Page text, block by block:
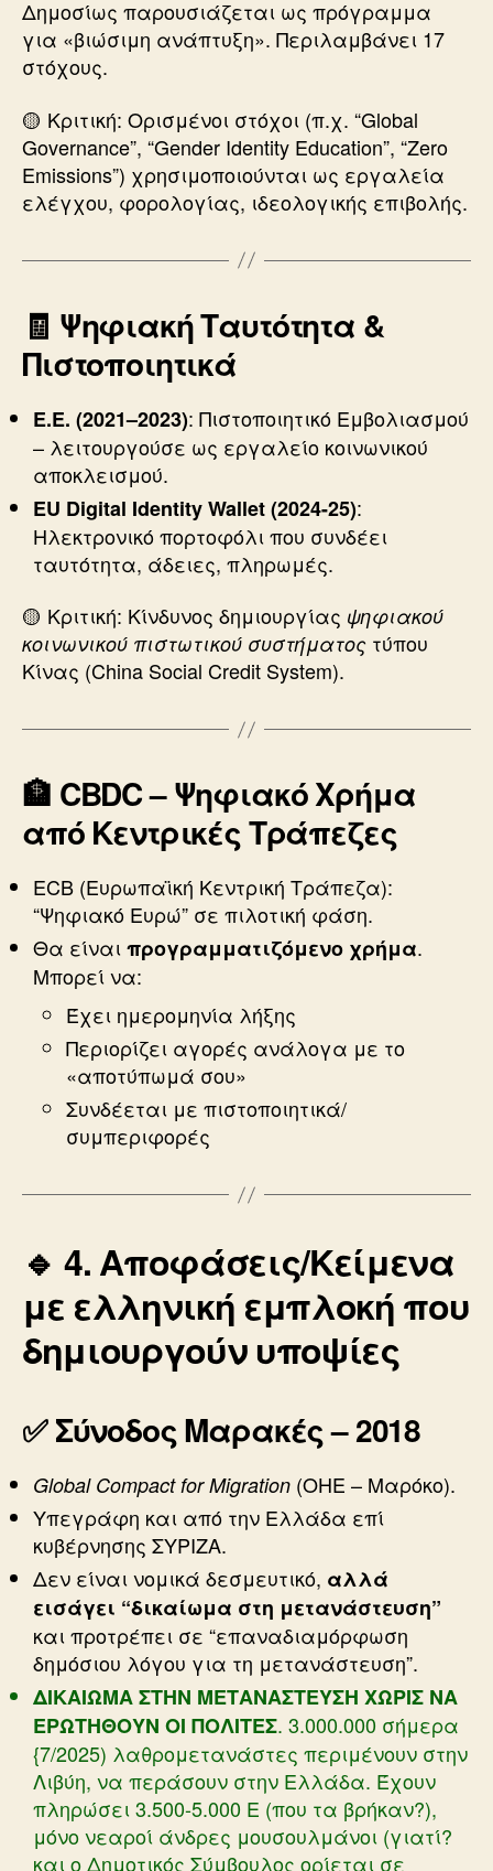
Δημοσίως παρουσιάζεται ως πρόγραμμα
για «βιώσιμη ανάπτυξη». Περιλαμβάνει 17
στόχους.
🟡 Κριτική: Ορισμένοι στόχοι (π.χ. “Global
Governance”, “Gender Identity Education”, “Zero
Emissions”) χρησιμοποιούνται ως εργαλεία
ελέγχου, φορολογίας, ιδεολογικής επιβολής.
🧾 Ψηφιακή Ταυτότητα &
Πιστοποιητικά
Ε.Ε. (2021–2023): Πιστοποιητικό Εμβολιασμού
– λειτουργούσε ως εργαλείο κοινωνικού
αποκλεισμού.
EU Digital Identity Wallet (2024-25):
Ηλεκτρονικό πορτοφόλι που συνδέει
ταυτότητα, άδειες, πληρωμές.
🟡 Κριτική: Κίνδυνος δημιουργίας ψηφιακού
κοινωνικού πιστωτικού συστήματος τύπου
Κίνας (China Social Credit System).
🏦 CBDC – Ψηφιακό Χρήμα
από Κεντρικές Τράπεζες
ECB (Ευρωπαϊκή Κεντρική Τράπεζα):
“Ψηφιακό Ευρώ” σε πιλοτική φάση.
Θα είναιπρογραμματιζόμενο χρήμα.
Μπορεί να:
Έχει ημερομηνία λήξης
Περιορίζει αγορές ανάλογα με το
«αποτύπωμά σου»
Συνδέεται με πιστοποιητικά/
συμπεριφορές
🔹 4.Αποφάσεις/Κείμενα
με ελληνική εμπλοκή που
δημιουργούν υποψίες
✅ Σύνοδος Μαρακές – 2018
Global Compact for Migration (ΟΗΕ – Μαρόκο).
Υπεγράφη και από την Ελλάδα επί
κυβέρνησης ΣΥΡΙΖΑ.
Δεν είναι νομικά δεσμευτικό, αλλά
εισάγει “δικαίωμα στη μετανάστευση”
και προτρέπει σε “επαναδιαμόρφωση
δημόσιου λόγου για τη μετανάστευση”.
ΔΙΚΑΙΩΜΑ ΣΤΗΝ ΜΕΤΑΝΑΣΤΕΥΣΗ ΧΩΡΙΣ ΝΑ
ΕΡΩΤΗΘΟΥΝ ΟΙ ΠΟΛΙΤΕΣ. 3.000.000 σήμερα
{7/2025) λαθρομετανάστες περιμένουν στην
Λιβύη, να περάσουν στην Ελλάδα. Έχουν
πληρώσει 3.500-5.000 Ε (που τα βρήκαν?),
μόνο νεαροί άνδρες μουσουλμάνοι (γιατί?
και ο Δημοτικός Σύμβουλος ορίεται σε